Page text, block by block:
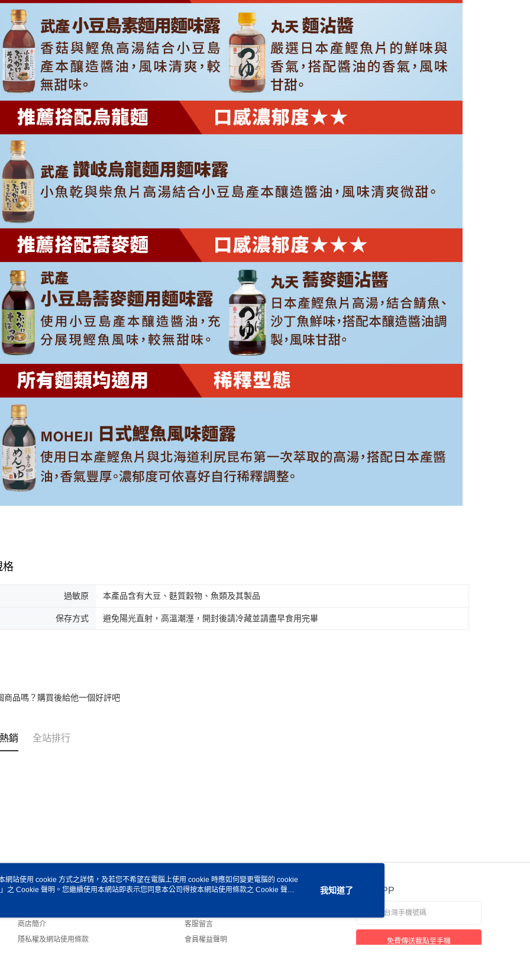
４．使用「AFTEE先享後付」時，將依據個別帳號之用戶狀況，依本公司
即時審查核予不同之上限額度；若仍有額度不足之情形，本公司將視審查
結果請求用戶進行身份認證。
５．嚴禁一人註冊多個帳號或使用他人資訊註冊。若發現惡意使用之情
形，恩沛科技股份有限公司將有權停止該用戶之使用額度並採取法律行
動。
格
過敏原 本產品含有大豆、麩質穀物、魚類及其製品
保存方式 避免陽光直射，高溫潮溼，開封後請冷藏並請盡早食用完畢
商品嗎？購買後給他一個好評吧
銷 全站排行
關於我們
商店簡介
隱私權及網站使用條款
客服資訊
客服留言
會員權益聲明
官方APP
免費傳送載點至手機
網站使用 cookie 方式之詳情，及若您不希望在電腦上使用 cookie 時應如何變更電腦的 cookie
」之 Cookie 聲明。您繼續使用本網站即表示您同意本公司得按本網站使用條款之 Cookie 聲明
我知道了